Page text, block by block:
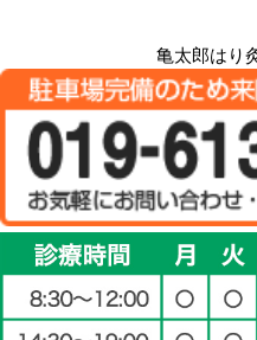
亀太郎はり